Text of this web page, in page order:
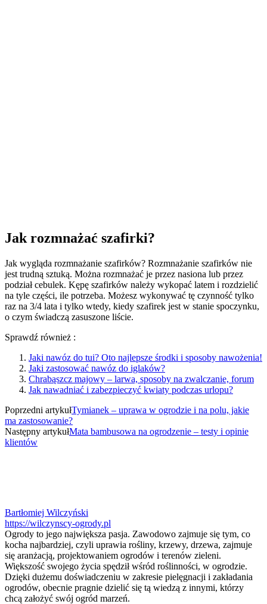
Jak rozmnażać szafirki?
Jak wygląda rozmnażanie szafirków? Rozmnażanie szafirków nie
jest trudną sztuką. Można rozmnażać je przez nasiona lub przez
podział cebulek. Kępę szafirków należy wykopać latem i rozdzielić
na tyle części, ile potrzeba. Możesz wykonywać tę czynność tylko
raz na 3/4 lata i tylko wtedy, kiedy szafirek jest w stanie spoczynku,
o czym świadczą zasuszone liście.
Sprawdź również :
Jaki nawóz do tui? Oto najlepsze środki i sposoby nawożenia!
Jaki zastosować nawóz do iglaków?
Chrabąszcz majowy – larwa, sposoby na zwalczanie, forum
Jak nawadniać i zabezpieczyć kwiaty podczas urlopu?
Poprzedni artykułTymianek – uprawa w ogrodzie i na polu, jakie
ma zastosowanie?
Następny artykułMata bambusowa na ogrodzenie – testy i opinie
klientów
Bartłomiej Wilczyński
https://wilczynscy-ogrody.pl
Ogrody to jego największa pasja. Zawodowo zajmuje się tym, co
kocha najbardziej, czyli uprawia rośliny, krzewy, drzewa, zajmuje
się aranżacją, projektowaniem ogrodów i terenów zieleni.
Większość swojego życia spędził wśród roślinności, w ogrodzie.
Dzięki dużemu doświadczeniu w zakresie pielęgnacji i zakładania
ogrodów, obecnie pragnie dzielić się tą wiedzą z innymi, którzy
chcą założyć swój ogród marzeń.